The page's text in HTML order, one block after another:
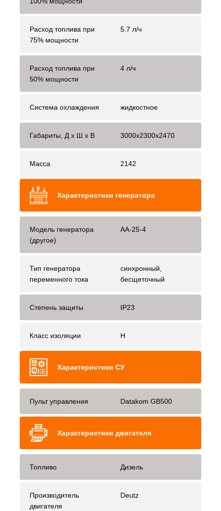
Расход топлива при
75% мощности
5.7 л/ч
Расход топлива при
50% мощности
4 л/ч
Система охлаждения жидкостное
Габариты, Д x Ш x В 3000x2300x2470
Масса 2142
Характеристики генератора
Модель генератора
(другое)
AA-25-4
Тип генератора
переменного тока
синхронный,
бесщеточный
Степень защиты IP23
Класс изоляции H
Характеристики СУ
Пульт управления Datakom GB500
Характеристики двигателя
Топливо Дизель
Производитель
двигателя
Deutz